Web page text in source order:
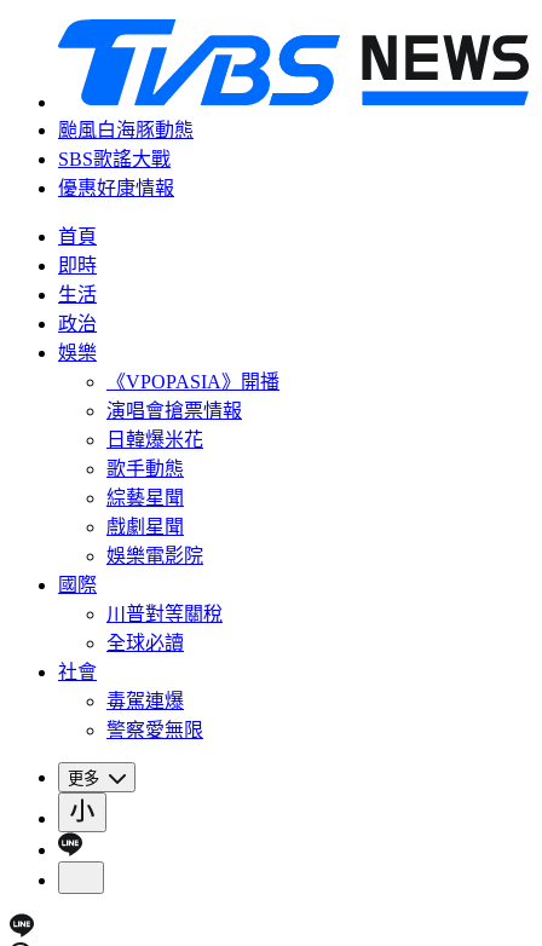
颱風白海豚動態
SBS歌謠大戰
優惠好康情報
首頁
即時
生活
政治
娛樂
《VPOPASIA》開播
演唱會搶票情報
日韓爆米花
歌手動態
綜藝星聞
戲劇星聞
娛樂電影院
國際
川普對等關稅
全球必讀
社會
毒駕連爆
警察愛無限
更多